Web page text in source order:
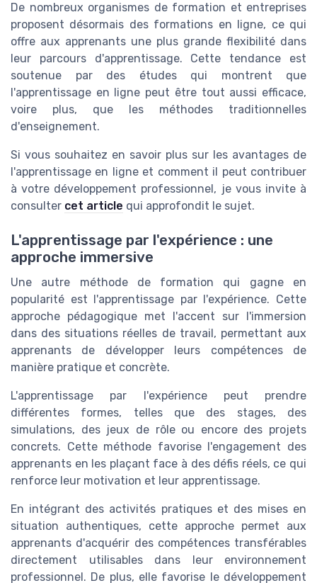
De nombreux organismes de formation et entreprises
proposent désormais des formations en ligne, ce qui
offre aux apprenants une plus grande flexibilité dans
leur parcours d'apprentissage. Cette tendance est
soutenue par des études qui montrent que
l'apprentissage en ligne peut être tout aussi efficace,
voire plus, que les méthodes traditionnelles
d'enseignement.
Si vous souhaitez en savoir plus sur les avantages de
l'apprentissage en ligne et comment il peut contribuer
à votre développement professionnel, je vous invite à
consulter cet article qui approfondit le sujet.
L'apprentissage par l'expérience : une
approche immersive
Une autre méthode de formation qui gagne en
popularité est l'apprentissage par l'expérience. Cette
approche pédagogique met l'accent sur l'immersion
dans des situations réelles de travail, permettant aux
apprenants de développer leurs compétences de
manière pratique et concrète.
L'apprentissage par l'expérience peut prendre
différentes formes, telles que des stages, des
simulations, des jeux de rôle ou encore des projets
concrets. Cette méthode favorise l'engagement des
apprenants en les plaçant face à des défis réels, ce qui
renforce leur motivation et leur apprentissage.
En intégrant des activités pratiques et des mises en
situation authentiques, cette approche permet aux
apprenants d'acquérir des compétences transférables
directement utilisables dans leur environnement
professionnel. De plus, elle favorise le développement